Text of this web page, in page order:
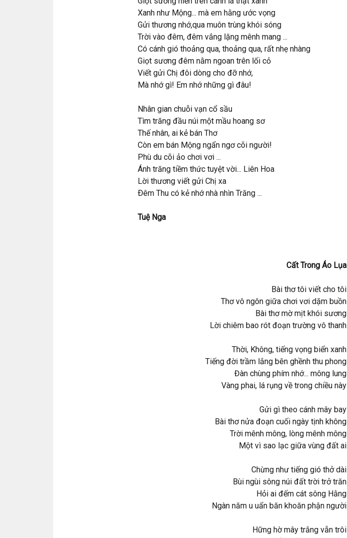
Xanh như Mộng... mà em hằng ước vọng
Gửi thương nhớ,qua muôn trùng khói sóng
Trời vào đêm, đêm vắng lặng mênh mang ...
Có cánh gió thoảng qua, thoảng qua, rất nhẹ nhàng
Giọt sương đêm nằm ngoan trên lối cỏ
Viết gửi Chị đôi dòng cho đỡ nhớ,
Mà nhớ gì! Em nhớ những gì đâu!
Nhân gian chuỗi vạn cổ sầu
Tìm trăng đầu núi một mầu hoang sơ
Thế nhân, ai kẻ bán Thơ
Còn em bán Mộng ngẩn ngơ cõi người!
Phù du cõi ảo chơi vơi ...
Ánh trăng tiềm thức tuyệt vời... Liên Hoa
Lời thương viết gửi Chị xa
Ðêm Thu có kẻ nhớ nhà nhìn Trăng ...
Tuệ Nga
Cất Trong Áo Lụa
Bài thơ tôi viết cho tôi
Thơ vô ngôn giữa chơi vơi dặm buồn
Bài thơ mờ mịt khói sương
Lời chiêm bao rót đoạn trường vô thanh
Thời, Không, tiếng vọng biển xanh
Tiếng đời trầm lắng bên ghềnh thu phong
Đàn chùng phím nhớ... mông lung
Vàng phai, lá rụng về trong chiều này
Gửi gì theo cánh mây bay
Bài thơ nửa đoạn cuối ngày tịnh không
Trời mênh mông, lòng mênh mông
Một vì sao lạc giữa vùng đất ai
Chừng như tiếng gió thở dài
Bùi ngùi sông núi đất trời trở trăn
Hỏi ai đếm cát sông Hằng
Ngàn năm u uẩn băn khoăn phận người
Hững hờ mây trắng vẫn trôi